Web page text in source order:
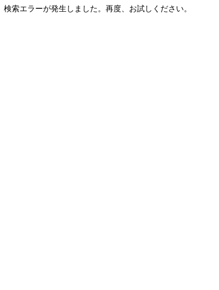
検索エラーが発生しました。再度、お試しください。